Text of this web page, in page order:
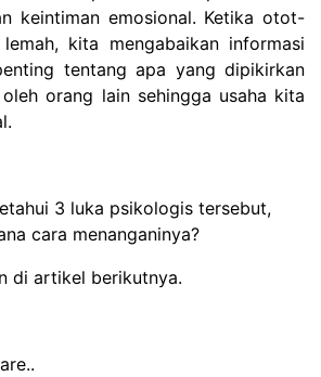
keintiman emosional. Ketika otot-
kita mengabaikan informasi
tentang apa yang dipikirkan
orang lain sehingga usaha kita
3 luka psikologis tersebut,
cara menanganinya?
di artikel berikutnya.